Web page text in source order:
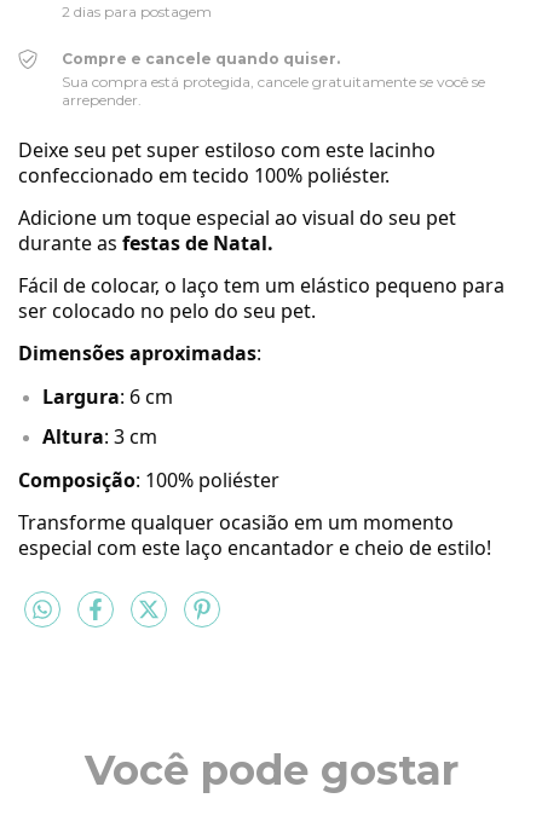
2 dias para postagem
Compre e cancele quando quiser.
Sua compra está protegida, cancele gratuitamente se você se
arrepender.
Deixe seu pet super estiloso com este lacinho
confeccionado em tecido 100% poliéster.
Adicione um toque especial ao visual do seu pet
durante as festas de Natal.
Fácil de colocar, o laço tem um elástico pequeno para
ser colocado no pelo do seu pet.
Dimensões aproximadas:
Largura: 6 cm
Altura: 3 cm
Composição: 100% poliéster
Transforme qualquer ocasião em um momento
especial com este laço encantador e cheio de estilo!
Você pode gostar